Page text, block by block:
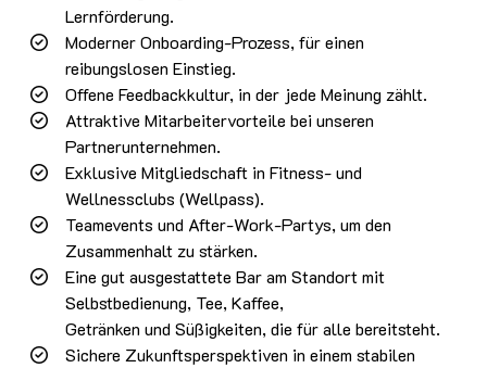
Lernförderung.
Moderner Onboarding-Prozess, für einen
reibungslosen Einstieg.
Offene Feedbackkultur, in der jede Meinung zählt.
Attraktive Mitarbeitervorteile bei unseren
Partnerunternehmen.
Exklusive Mitgliedschaft in Fitness- und
Wellnessclubs (Wellpass).
Teamevents und After-Work-Partys, um den
Zusammenhalt zu stärken.
Eine gut ausgestattete Bar am Standort mit
Selbstbedienung, Tee, Kaffee,
Getränken und Süßigkeiten, die für alle bereitsteht.
Sichere Zukunftsperspektiven in einem stabilen